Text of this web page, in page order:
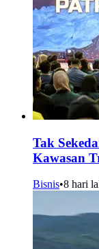
Tak
Kawasan
Bisnis•8 hari